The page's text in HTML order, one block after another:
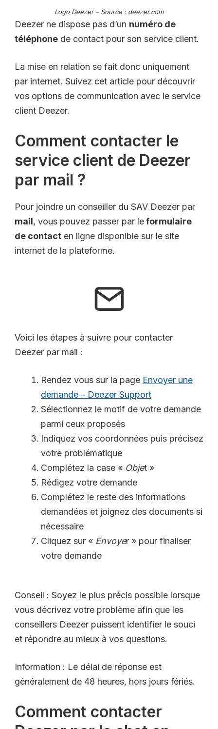
Logo Deezer – Source : deezer.com
Deezer ne dispose pas d’un numéro de
téléphone de contact pour son service client.
La mise en relation se fait donc uniquement
par internet. Suivez cet article pour découvrir
vos options de communication avec le service
client Deezer.
Comment contacter le
service client de Deezer
par mail ?
Pour joindre un conseiller du SAV Deezer par
mail, vous pouvez passer par leformulaire
de contact en ligne disponible sur le site
internet de la plateforme.
Voici les étapes à suivre pour contacter
Deezer par mail :
Rendez vous sur la page Envoyer une
demande – Deezer Support
Sélectionnez le motif de votre demande
parmi ceux proposés
Indiquez vos coordonnées puis précisez
votre problématique
Complétez la case « Objet »
Rédigez votre demande
Complétez le reste des informations
demandées et joignez des documents si
nécessaire
Cliquez sur « Envoyer » pour finaliser
votre demande
Conseil : Soyez le plus précis possible lorsque
vous décrivez votre problème afin que les
conseillers Deezer puissent identifier le souci
et répondre au mieux à vos questions.
Information : Le délai de réponse est
généralement de 48 heures, hors jours fériés.
Comment contacter